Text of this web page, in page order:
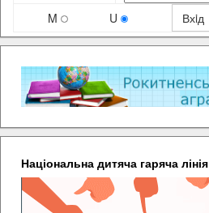
M
U
Національна дитяча гаряча лінія